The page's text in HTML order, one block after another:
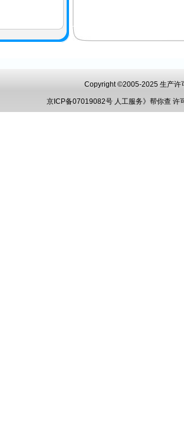
Copyright ©2005-2025 生产许
京ICP备07019082号 人工服务》帮你查 许